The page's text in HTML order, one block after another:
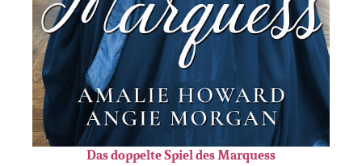
Das doppelte Spiel des Marquess